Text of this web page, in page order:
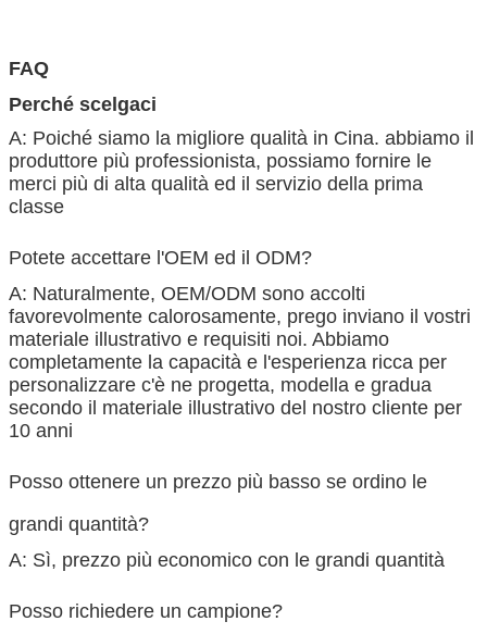
FAQ
Perché scelgaci
A: Poiché siamo la migliore qualità in Cina. abbiamo il
produttore più professionista, possiamo fornire le
merci più di alta qualità ed il servizio della prima
classe
Potete accettare l'OEM ed il ODM?
A: Naturalmente, OEM/ODM sono accolti
favorevolmente calorosamente, prego inviano il vostri
materiale illustrativo e requisiti noi. Abbiamo
completamente la capacità e l'esperienza ricca per
personalizzare c'è ne progetta, modella e gradua
secondo il materiale illustrativo del nostro cliente per
10 anni
Posso ottenere un prezzo più basso se ordino le
grandi quantità?
A: Sì, prezzo più economico con le grandi quantità
Posso richiedere un campione?